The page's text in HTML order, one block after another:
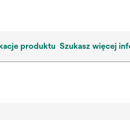
produktu Szukasz więcej